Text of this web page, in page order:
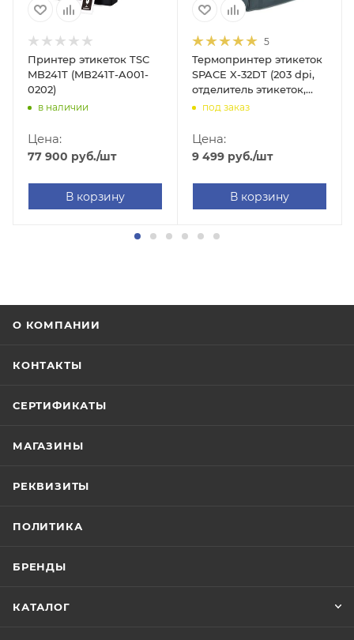
Принтер этикеток TSC
MB241T (MB241T-A001-
0202)
в наличии
Цена:
77 900 руб./шт
В корзину
5
Термопринтер этикеток
SPACE X-32DT (203 dpi,
отделитель этикеток,
USB/RS-
32DT-0001)
под заказ
Цена:
9 499 руб./шт
В корзину
О КОМПАНИИ
КОНТАКТЫ
СЕРТИФИКАТЫ
МАГАЗИНЫ
РЕКВИЗИТЫ
ПОЛИТИКА
БРЕНДЫ
КАТАЛОГ